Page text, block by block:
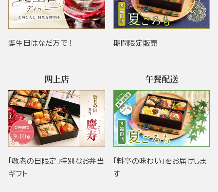
誕生日はなだ万で！ 期間限定販売
网上店
「敬老の日限定」特別なお弁当
ギフト
午餐配送
「料亭の味わい」をお届けしま
す